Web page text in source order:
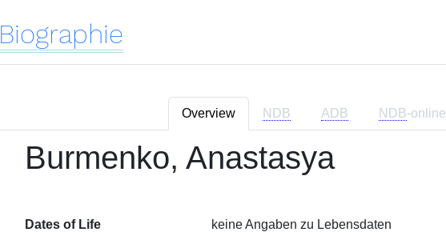
Biographie
Overview NDB ADB NDB-online
Burmenko, Anastasya
Dates of Life
keine Angaben zu Lebensdaten